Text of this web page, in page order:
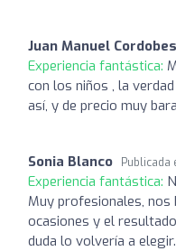
Juan Manuel Cordobes
Experiencia fantástica:
con los niños , la
así, y de precio muy
Sonia Blanco Publicada
Experiencia fantástica:
Muy profesionales, nos
ocasiones y el
duda lo volvería a elegir.